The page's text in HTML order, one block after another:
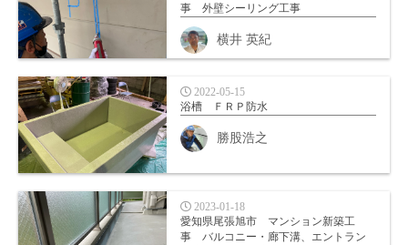
事 外壁シーリング工事
横井 英紀
2022-05-15
浴槽 ＦＲＰ防水
勝股浩之
2023-01-18
愛知県尾張旭市 マンション新築工
事 バルコニー・廊下溝、エントラン